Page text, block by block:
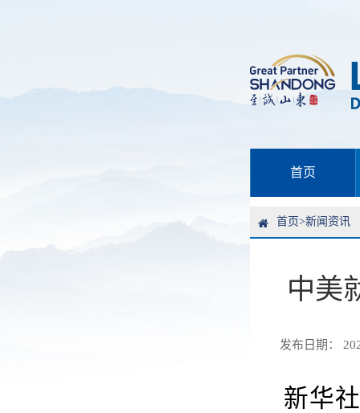
首页
首页>新闻资讯
中美
发布日期：
新华